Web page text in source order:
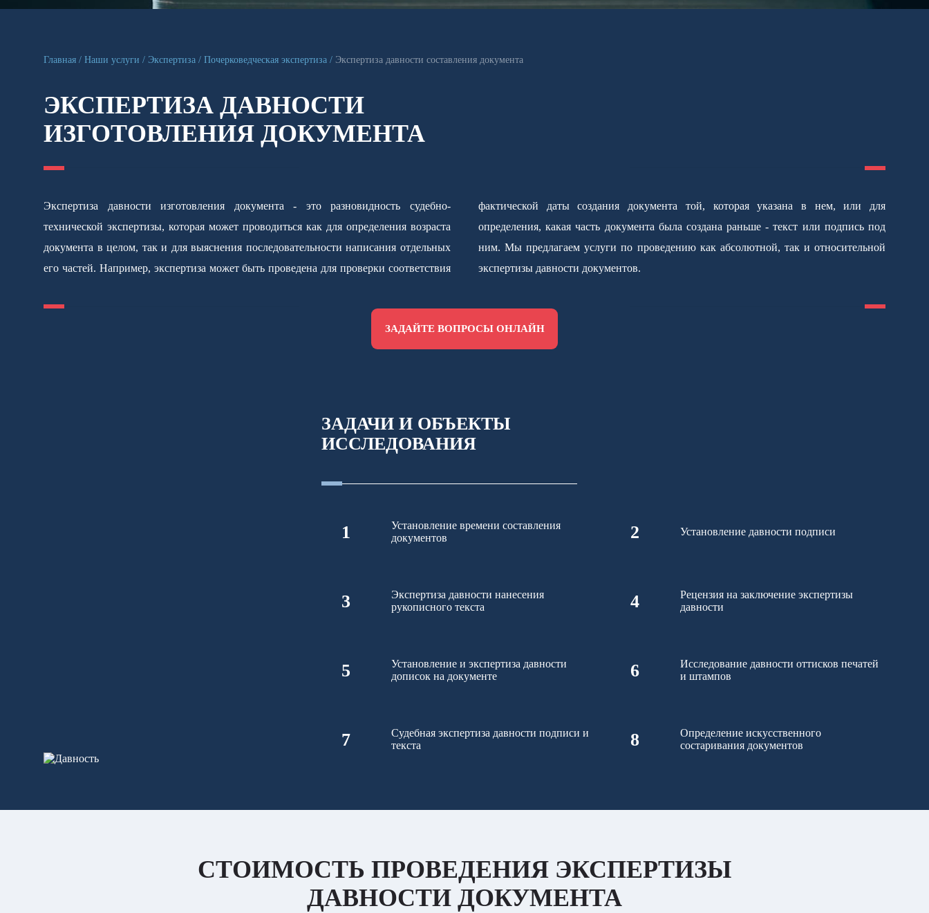
Главная Наши услуги Экспертиза Почерковедческая экспертиза Экспертиза давности составления документа
ЭКСПЕРТИЗА ДАВНОСТИ
ИЗГОТОВЛЕНИЯ ДОКУМЕНТА
Экспертиза давности изготовления документа - это разновидность судебно-
технической экспертизы, которая может проводиться как для определения возраста
документа в целом, так и для выяснения последовательности написания отдельных
его частей. Например, экспертиза может быть проведена для проверки соответствия
фактической даты создания документа той, которая указана в нем, или для
определения, какая часть документа была создана раньше - текст или подпись под
ним. Мы предлагаем услуги по проведению как абсолютной, так и относительной
экспертизы давности документов.
ЗАДАЙТЕ ВОПРОСЫ ОНЛАЙН
ЗАДАЧИ И ОБЪЕКТЫ
ИССЛЕДОВАНИЯ
1
Установление времени составления
документов
2 Установление давности подписи
3
Экспертиза давности нанесения
рукописного текста
4
Рецензия на заключение экспертизы
давности
5
Установление и экспертиза давности
дописок на документе
6
Исследование давности оттисков печатей
и штампов
7
Судебная экспертиза давности подписи и
текста
8
Определение искусственного
состаривания документов
СТОИМОСТЬ ПРОВЕДЕНИЯ ЭКСПЕРТИЗЫ
ДАВНОСТИ ДОКУМЕНТА